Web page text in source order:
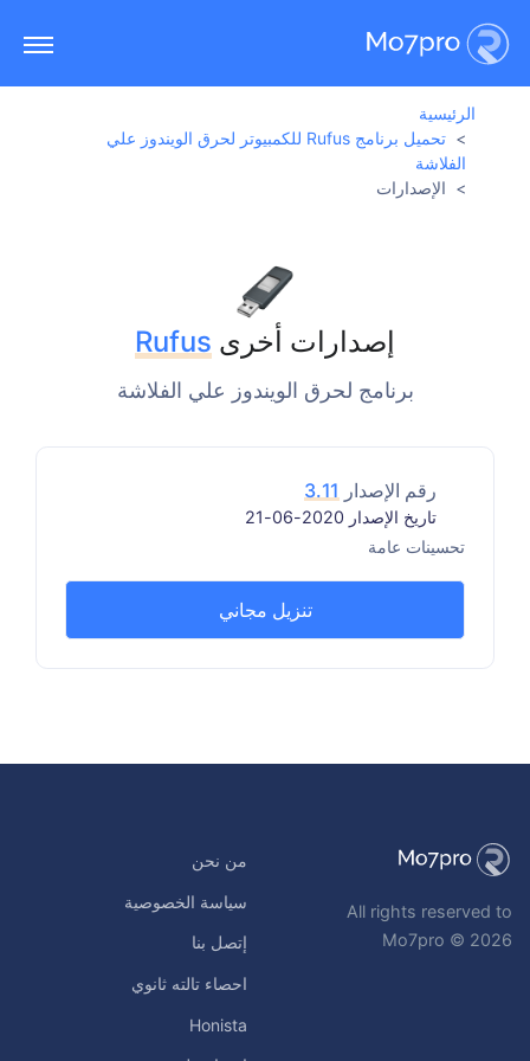
الرئيسية
تحميل برنامج Rufus للكمبيوتر لحرق الويندوز علي
الفلاشة
الإصدارات
إصدارات أخرى Rufus
برنامج لحرق الويندوز علي الفلاشة
رقم الإصدار 3.11
تاريخ الإصدار 2020-06-21
تحسينات عامة
تنزيل مجاني
All rights reserved to
Mo7pro © 2026
من نحن
سياسة الخصوصية
إتصل بنا
احصاء تالته ثانوي
Honista